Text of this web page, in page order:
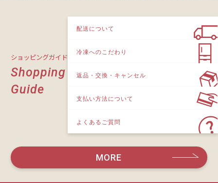
ショッピングガイド
Shopping
Guide
MORE
配送について
冷凍へのこだわり
返品・交換・キャンセル
支払い方法について
よくあるご質問